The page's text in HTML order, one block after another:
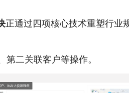
正通过四项核心技术重塑行业
二关联客户等操作。